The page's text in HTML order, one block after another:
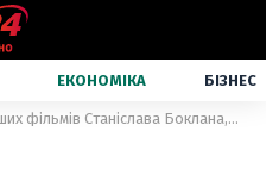
ЕКОНОМІКА БІЗНЕС
5 найгучніших фільмів Станіслава Боклана, про які говорила вся Україна